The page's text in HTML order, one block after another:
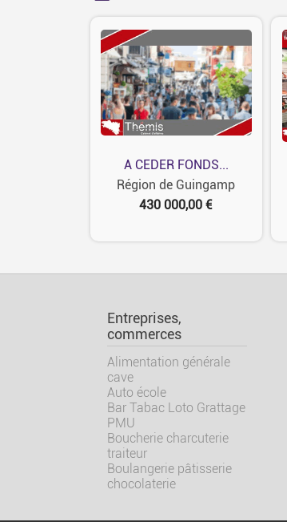
A CEDER FONDS...
Région de Guingamp
430 000,00 €
Entreprises,
commerces
Alimentation générale
cave
Auto école
Bar Tabac Loto Grattage
PMU
Boucherie charcuterie
traiteur
Boulangerie pâtisserie
chocolaterie